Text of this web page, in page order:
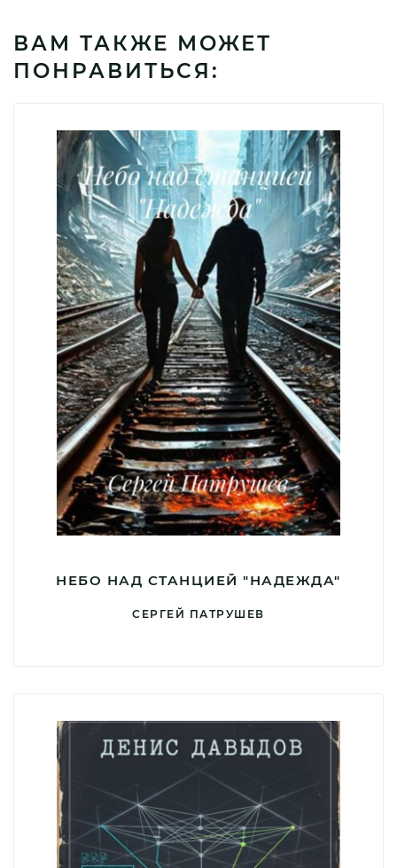
ВАМ ТАКЖЕ МОЖЕТ
ПОНРАВИТЬСЯ:
НЕБО НАД СТАНЦИЕЙ "НАДЕЖДА"
СЕРГЕЙ ПАТРУШЕВ